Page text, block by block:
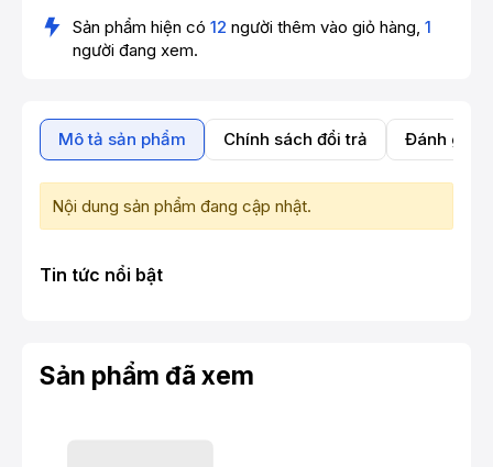
Sản phẩm hiện có 12 người thêm vào giỏ hàng, 1
người đang xem.
Mô tả sản phẩm Chính sách đổi trả Đánh giá
Nội dung sản phẩm đang cập nhật.
Tin tức nổi bật
Sản phẩm đã xem